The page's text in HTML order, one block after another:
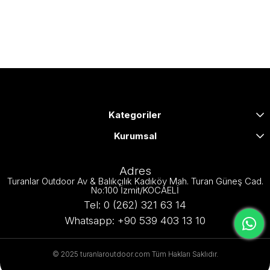
Kategoriler
Kurumsal
Adres
Turanlar Outdoor Av & Balıkçılık Kadıköy Mah. Turan Güneş Cad.
No:100 İzmit/KOCAELİ
Tel: 0 (262) 321 63 14
Whatsapp: +90 539 403 13 10
© 2025 turanlaroutdoor.com Tüm Hakları Saklıdır.